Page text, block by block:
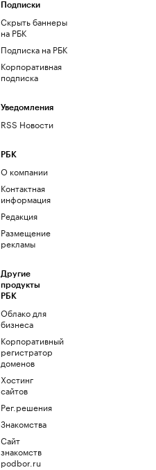
Подписки
Скрыть баннеры
на РБК
Подписка на РБК
Корпоративная
подписка
Уведомления
RSS Новости
РБК
О компании
Контактная
информация
Редакция
Размещение
рекламы
Другие
продукты
РБК
Облако для
бизнеса
Корпоративный
регистратор
доменов
Хостинг
сайтов
Рег.решения
Знакомства
Сайт
знакомств
podbor.ru